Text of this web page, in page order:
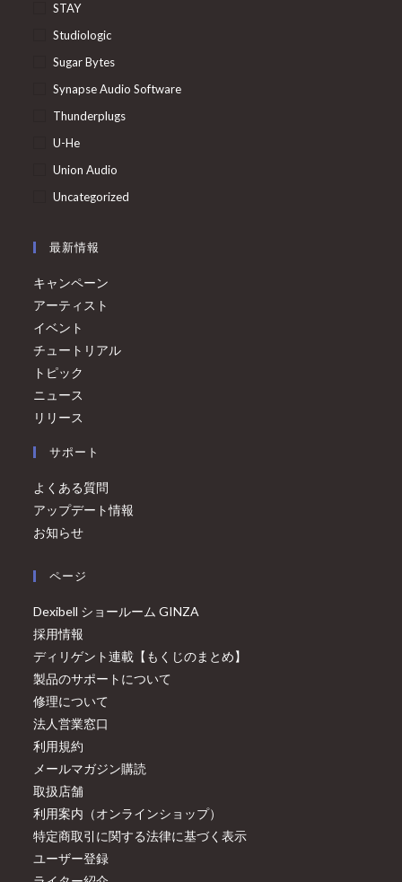
STAY
Studiologic
Sugar Bytes
Synapse Audio Software
Thunderplugs
U-He
Union Audio
Uncategorized
最新情報
キャンペーン
アーティスト
イベント
チュートリアル
トピック
ニュース
リリース
サポート
よくある質問
アップデート情報
お知らせ
ページ
Dexibell ショールーム GINZA
採用情報
ディリゲント連載【もくじのまとめ】
製品のサポートについて
修理について
法人営業窓口
利用規約
メールマガジン購読
取扱店舗
利用案内（オンラインショップ）
特定商取引に関する法律に基づく表示
ユーザー登録